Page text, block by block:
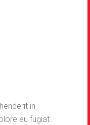
in
eu fugiat